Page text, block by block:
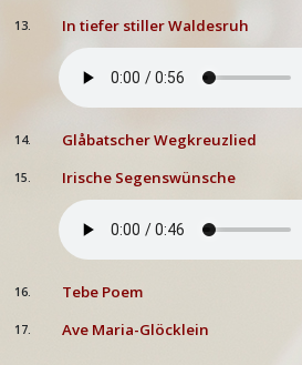
13. In tiefer stiller Waldesruh
14. Glåbatscher Wegkreuzlied
15. Irische Segenswünsche
16. Tebe Poem
17. Ave Maria-Glöcklein